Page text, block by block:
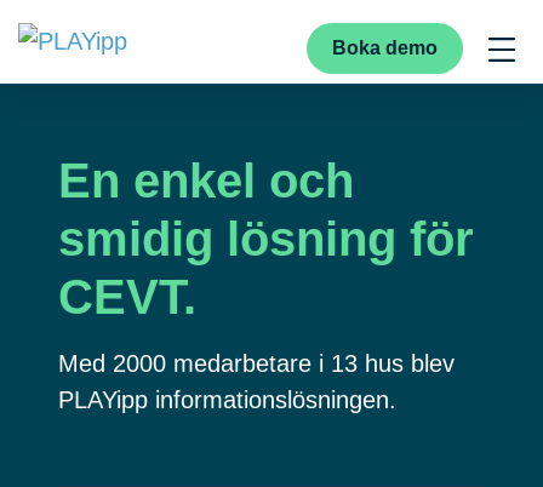
Boka demo
En enkel och
smidig lösning för
CEVT.
Med 2000 medarbetare i 13 hus blev
PLAYipp informationslösningen.